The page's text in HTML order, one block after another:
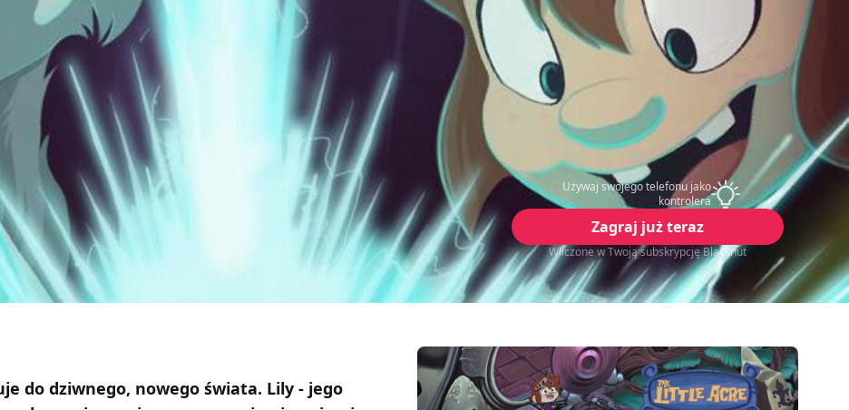
Używaj swojego telefonu jako
kontrolera
Zagraj już teraz
Wliczone w Twoją subskrypcję Blacknut
do dziwnego, nowego świata. Lily - jego